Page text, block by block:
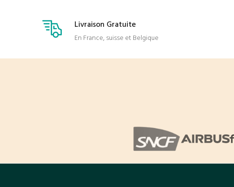
Livraison Gratuite
En France, suisse et Belgique